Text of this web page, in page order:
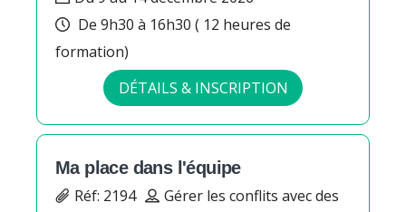
De 9h30 à 16h30 ( 12 heures de
formation)
DÉTAILS & INSCRIPTION
Ma place dans l'équipe
Réf: 2194
Gérer les conflits avec des